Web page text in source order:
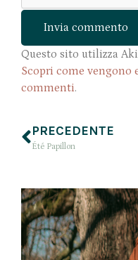
Questo sito utilizza
Scopri come
commenti.
PRECEDENTE
Été Papillon